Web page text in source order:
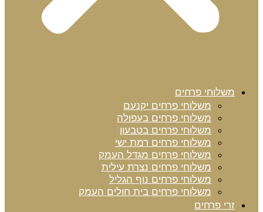
משלוחי פרחים
משלוחי פרחים יקנעם
משלוחי פרחים בעפולה
משלוחי פרחים בטבעון
משלוחי פרחים רמת ישי
משלוחי פרחים מגדל העמק
משלוחי פרחים נצרת עילית
משלוחי פרחים נוף הגליל
משלוחי פרחים בית חולים העמק
זרי פרחים